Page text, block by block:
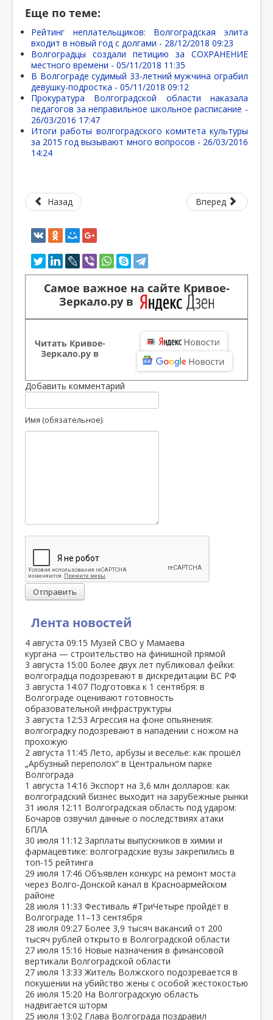
Лента новостей
4 августа 09:15 Музей СВО у Мамаева
кургана — строительство на финишной прямой
3 августа 15:00 Более двух лет публиковал фейки:
волгоградца подозревают в дискредитации ВС РФ
3 августа 14:07 Подготовка к 1 сентября: в
Волгограде оценивают готовность
образовательной инфраструктуры
3 августа 12:53 Агрессия на фоне опьянения:
волгоградку подозревают в нападении с ножом на
прохожую
2 августа 11:45 Лето, арбузы и веселье: как прошёл
„Арбузный переполох“ в Центральном парке
Волгограда
1 августа 14:16 Экспорт на 3,6 млн долларов: как
волгоградский бизнес выходит на зарубежные рынки
31 июля 12:11 Волгоградская область под ударом:
Бочаров озвучил данные о последствиях атаки
БПЛА
30 июля 11:12 Зарплаты выпускников в химии и
фармацевтике: волгоградские вузы закрепились в
топ‑15 рейтинга
29 июля 17:46 Объявлен конкурс на ремонт моста
через Волго‑Донской канал в Красноармейском
районе
28 июля 11:33 Фестиваль #ТриЧетыре пройдёт в
Волгограде 11–13 сентября
28 июля 09:27 Более 3,9 тысяч вакансий от 200
тысяч рублей открыто в Волгоградской области
27 июля 15:16 Новые назначения в финансовой
вертикали Волгоградской области
27 июля 13:33 Житель Волжского подозревается в
покушении на убийство жены с особой жестокостью
26 июля 15:20 На Волгоградскую область
надвигается шторм
25 июля 13:02 Глава Волгограда поздравил
Еще по теме:
Рейтинг неплательщиков: Волгоградская элита
входит в новый год с долгами - 28/12/2018 09:23
Волгоградцы создали петицию за СОХРАНЕНИЕ
местного времени - 05/11/2018 11:35
В Волгограде судимый 33-летний мужчина ограбил
девушку-подростка - 05/11/2018 09:12
Прокуратура Волгоградской области наказала
педагогов за неправильное школьное расписание -
26/03/2016 17:47
Итоги работы волгоградского комитета культуры
за 2015 год вызывают много вопросов - 26/03/2016
14:24
Назад Вперед
Самое важное на сайте Кривое-
Зеркало.ру в
Читать Кривое-
Зеркало.ру в
Добавить комментарий
Имя (обязательное)
Отправить